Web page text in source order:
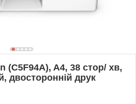
(C5F94A), A4, 38 стор/ хв,
двосторонній друк